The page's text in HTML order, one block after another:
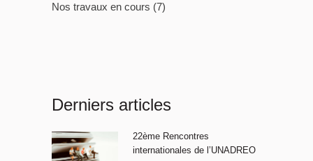
Nos travaux en cours (7)
Derniers articles
22ème Rencontres
internationales de l’UNADREO